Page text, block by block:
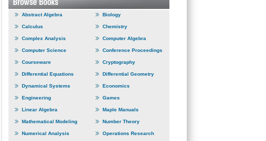
Abstract Algebra Biology
Calculus Chemistry
Complex Analysis Computer Algebra
Computer Science Conference Proceedings
Courseware Cryptography
Differential Equations Differential Geometry
Dynamical Systems Economics
Engineering Games
Linear Algebra Maple Manuals
Mathematical Modeling Number Theory
Numerical Analysis Operations Research